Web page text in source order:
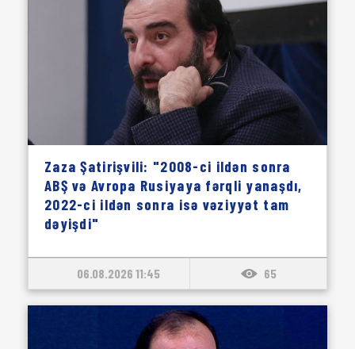
Zaza Şatirişvili: "2008-ci ildən sonra
ABŞ və Avropa Rusiyaya fərqli yanaşdı,
2022-ci ildən sonra isə vəziyyət tam
dəyişdi"
06.08.2026 11:45 65